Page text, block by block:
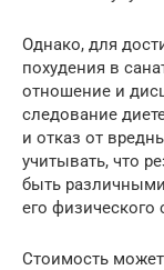
Однако, для
похудения в
отношение и
следование
и отказ от
учитывать, что
быть
его физического
Стоимость